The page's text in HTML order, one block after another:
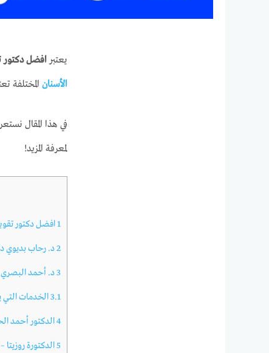
يعتبرافضل دكتور
الأسنان المختلفة
في هذا المقال
لمعرفة المزيد!
1افضل دكتور
2د. رحاب بديوي
3د. أحمد البصري
3.1الخدمات
4الدكتور أحمد
5الدكتورة